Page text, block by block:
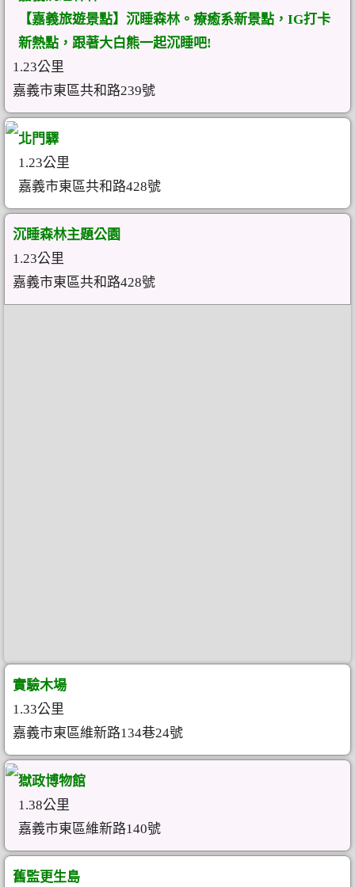
【嘉義旅遊景點】沉睡森林。療癒系新景點，IG打卡
新熱點，跟著大白熊一起沉睡吧!
1.23公里
嘉義市東區共和路239號
北門驛
1.23公里
嘉義市東區共和路428號
沉睡森林主題公園
1.23公里
嘉義市東區共和路428號
實驗木場
1.33公里
嘉義市東區維新路134巷24號
獄政博物館
1.38公里
嘉義市東區維新路140號
舊監更生島